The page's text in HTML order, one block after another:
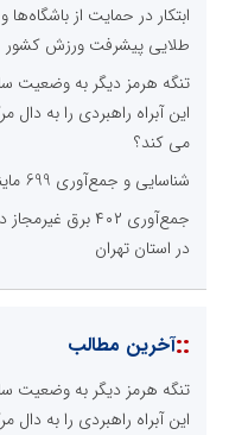
ابتکار در حمایت از
طلایی پیشرفت ورزش کشور
تنگه هرمز دیگر به وضعیت
این آبراه راهبردی را به
می کند؟
شناسایی و جمع‌آوری 699 ماینر غیرمجاز در استان تهران
جمع‌آوری ۴۰۲
در استان تهران
::آخرین مطالب
تنگه هرمز دیگر به وضعیت
این آبراه راهبردی را به